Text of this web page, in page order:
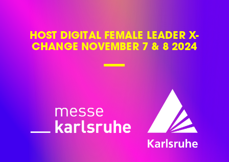
HOST DIGITAL FEMALE LEADER X-
CHANGE NOVEMBER 7 & 8 2024